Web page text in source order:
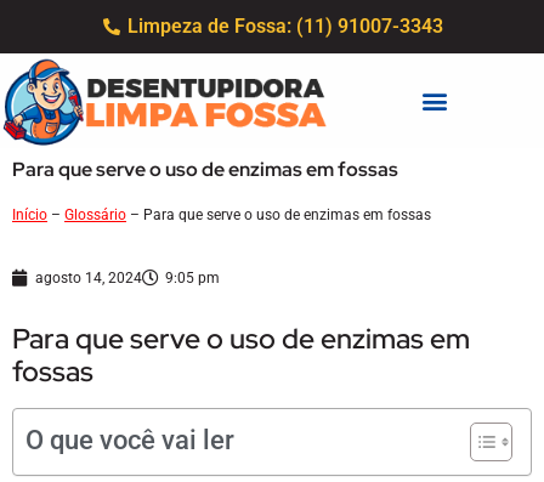
Limpeza de Fossa: (11) 91007-3343
Para que serve o uso de enzimas em fossas
Início – Glossário – Para que serve o uso de enzimas em fossas
agosto 14, 2024 9:05 pm
Para que serve o uso de enzimas em
fossas
O que você vai ler